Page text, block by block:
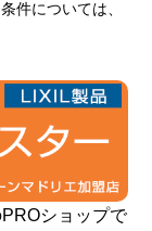
件については、
ショップで